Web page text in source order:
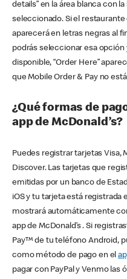
details” en la área blanca con
seleccionado. Si el restaurante
aparecerá en letras negras al
podrás seleccionar esa
disponible, “Order Here”
que Mobile Order & Pay no
¿Qué formas de
app de McDonald’s?
Puedes registrar tarjetas Visa,
Discover. Las tarjetas que
emitidas por un banco de
iOS y tu tarjeta está registrada
mostrará automáticamente
app de McDonald’s . Si
Pay™ de tu teléfono Android,
como método de pago en el
pagar con PayPal y Venmo las